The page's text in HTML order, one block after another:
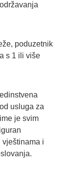
poduzetnik
s 1 ili više
usluga za
je svim
vještinama i